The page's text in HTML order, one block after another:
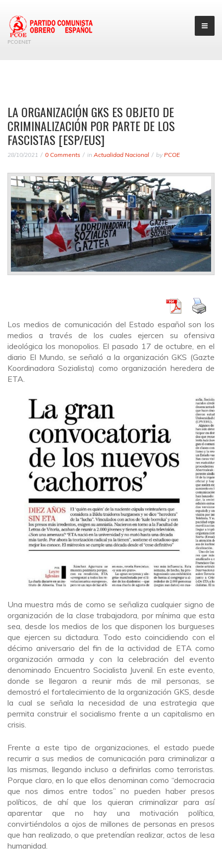
PCOENET
LA ORGANIZACIÓN GKS ES OBJETO DE
CRIMINALIZACIÓN POR PARTE DE LOS
FASCISTAS [ESP/EUS]
28/10/2021 0 Comments in Actualidad Nacional by PCOE
Los medios de comunicación del Estado español son los
medios a través de los cuales ejercen su ofensiva
ideológica los monopolios. El pasado 17 de octubre, en el
diario El Mundo, se señaló a la organización GKS (Gazte
Koordinadora Sozialista) como organización heredera de
ETA.
Una muestra más de como se señaliza cualquier signo de
organización de la clase trabajadora, por mínima que esta
sea, desde los medios de los que disponen los burgueses
que ejercen su dictadura. Todo esto coincidiendo con el
décimo aniversario del fin de la actividad de ETA como
organización armada y con la celebración del evento
denominado Encuentro Socialista Juvenil. En este evento,
donde se llegaron a reunir más de mil personas, se
demostró el fortalecimiento de la organización GKS, desde
la cual se señala la necesidad de una estrategia que
permita construir el socialismo frente a un capitalismo en
crisis.
Frente a este tipo de organizaciones, el estado puede
recurrir a sus medios de comunicación para criminalizar a
las mismas, llegando incluso a definirlas como terroristas.
Porque claro, en lo que ellos denominan como “democracia
que nos dimos entre todos” no pueden haber presos
políticos, de ahí que los quieran criminalizar para así
aparentar que no hay una motivación política,
convirtiéndolos a ojos de millones de personas en presos
que han realizado, o que pretendían realizar, actos de lesa
humanidad.